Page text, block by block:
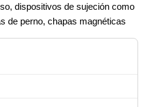
dispositivos de sujeción como
de perno, chapas magnéticas